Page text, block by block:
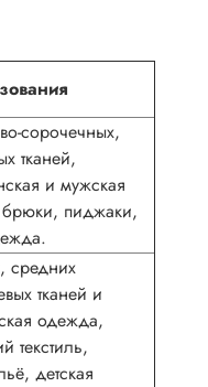
сорочечных,
тканей,
и мужская
пиджаки,
средних
тканей и
одежда,
текстиль,
детская